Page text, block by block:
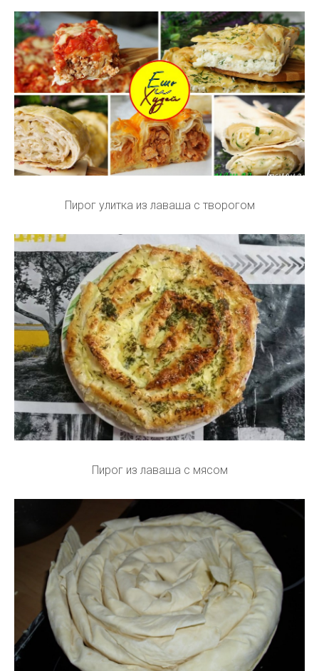
Пирог улитка из лаваша с творогом
Пирог из лаваша с мясом